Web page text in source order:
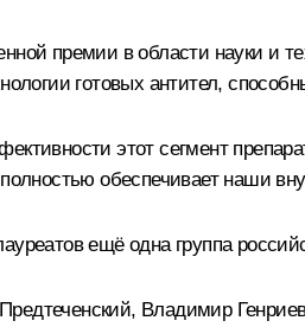
премии в области науки и
готовых антител,
этот сегмент
обеспечивает наши
ещё одна группа
Владимир